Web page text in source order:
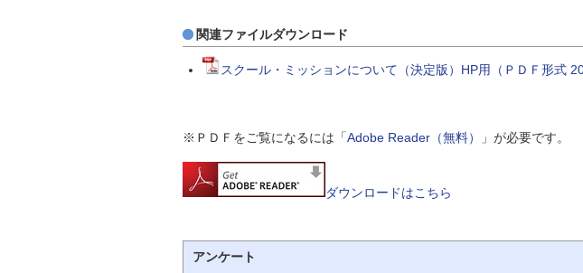
関連ファイルダウンロード
スクール・ミッションについて（決定版）HP用（ＰＤＦ形式
※ＰＤＦをご覧になるには「Adobe Reader（無料） 」が必要です。
ダウンロードはこちら
アンケート